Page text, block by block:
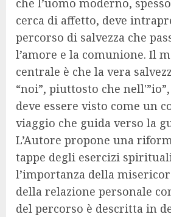
che l’uomo moderno,
cerca di affetto, deve
percorso di salvezza che
l’amore e la comunione. Il
centrale è che la vera
“noi”, piuttosto che
deve essere visto come un
viaggio che guida verso la
L’Autore propone una
tappe degli esercizi
l’importanza della
della relazione personale
del percorso è descritta in